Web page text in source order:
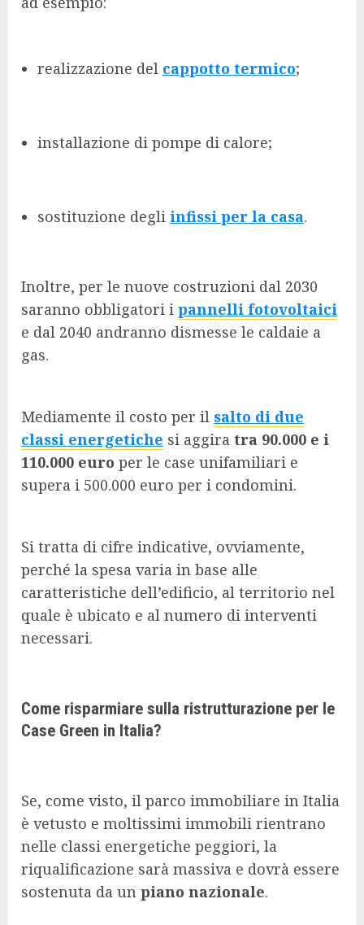
realizzazione del cappotto termico;
installazione di pompe di calore;
sostituzione degli infissi per la casa.
Inoltre, per le nuove costruzioni dal 2030
saranno obbligatori i pannelli fotovoltaici
e dal 2040 andranno dismesse le caldaie a
gas.
Mediamente il costo per il salto di due
classi energetiche si aggira tra 90.000 e i
110.000 euro per le case unifamiliari e
supera i 500.000 euro per i condomini.
Si tratta di cifre indicative, ovviamente,
perché la spesa varia in base alle
caratteristiche dell’edificio, al territorio nel
quale è ubicato e al numero di interventi
necessari.
Come risparmiare sulla ristrutturazione per le
Case Green in Italia?
Se, come visto, il parco immobiliare in Italia
è vetusto e moltissimi immobili rientrano
nelle classi energetiche peggiori, la
riqualificazione sarà massiva e dovrà essere
sostenuta da un piano nazionale.